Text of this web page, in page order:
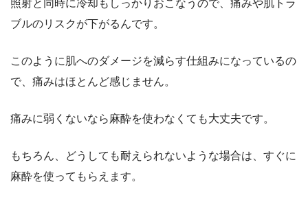
照射と同時に冷却もしっかりおこなうので、痛みや肌トラ
ブルのリスクが下がるんです。
このように肌へのダメージを減らす仕組みになっているの
で、痛みはほとんど感じません。
痛みに弱くないなら麻酔を使わなくても大丈夫です。
もちろん、どうしても耐えられないような場合は、すぐに
麻酔を使ってもらえます。